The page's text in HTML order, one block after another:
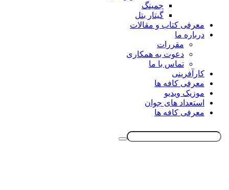
جمینگ
گیتار بتل
معرفی کتاب و مقالات
درباره ما
مقررات
دعوت به همکاری
تماس با ما
کارآفرینی
معرفی کافه ها
موزیک ویدیو
استعداد های جوان
معرفی کافه ها